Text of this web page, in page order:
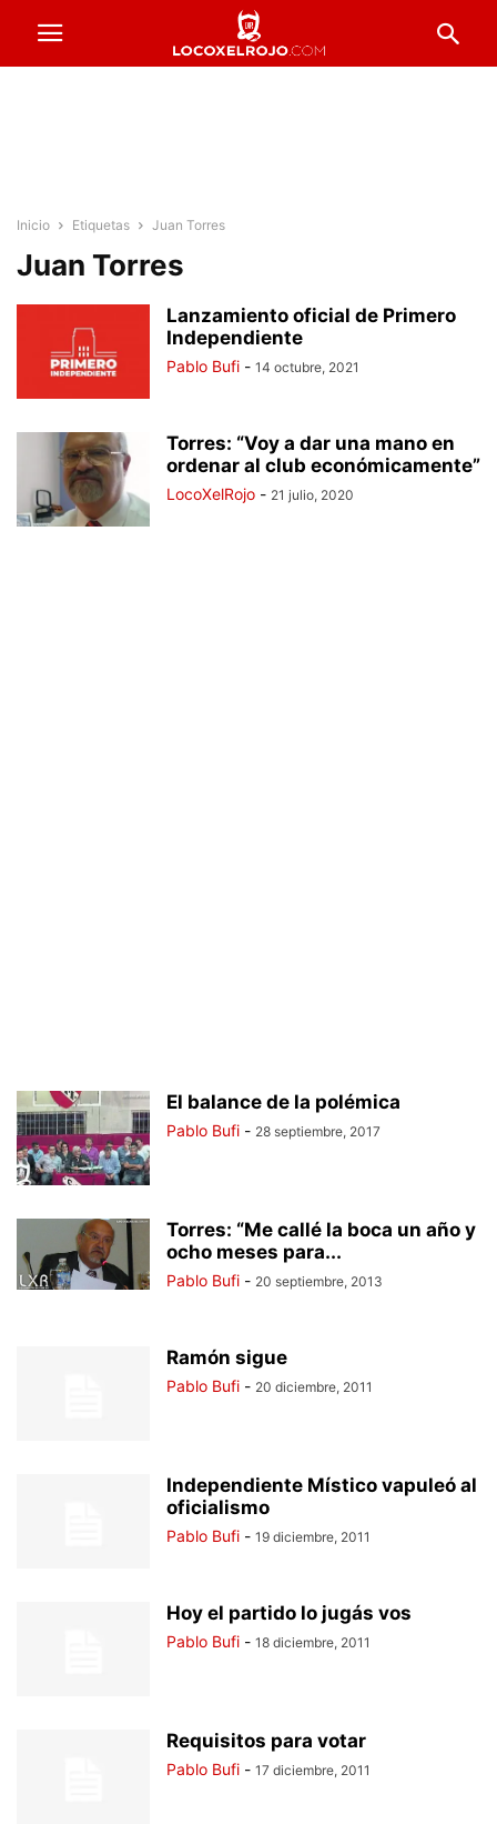
Inicio Etiquetas Juan Torres
Juan Torres
Lanzamiento oficial de Primero
Independiente
Pablo Bufi - 14 octubre, 2021
Torres: “Voy a dar una mano en
ordenar al club económicamente”
LocoXelRojo - 21 julio, 2020
El balance de la polémica
Pablo Bufi - 28 septiembre, 2017
Torres: “Me callé la boca un año y
ocho meses para...
Pablo Bufi - 20 septiembre, 2013
Ramón sigue
Pablo Bufi - 20 diciembre, 2011
Independiente Místico vapuleó al
oficialismo
Pablo Bufi - 19 diciembre, 2011
Hoy el partido lo jugás vos
Pablo Bufi - 18 diciembre, 2011
Requisitos para votar
Pablo Bufi - 17 diciembre, 2011